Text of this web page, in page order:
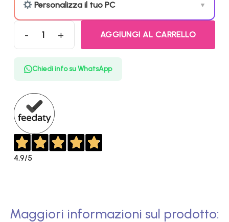
Personalizza il tuo PC ▼
BASE ONE 2026 - PC Gaming (Ryzen 5 7500F 6-core, 16/32 GB
AGGIUNGI AL CARRELLO
Chiedi info su WhatsApp
4,9/5
Maggiori informazioni sul prodotto: